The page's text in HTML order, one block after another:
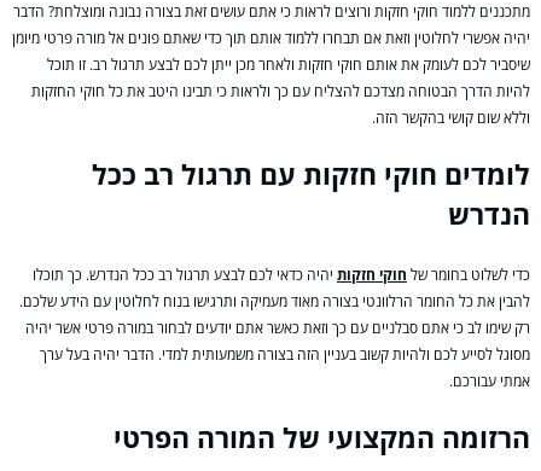
מתכננים ללמוד חוקי חזקות ורוצים לראות כי אתם עושים זאת בצורה נבונה ומוצלחת? הדבר
יהיה אפשרי לחלוטין וזאת אם תבחרו ללמוד אותם תוך כדי שאתם פונים אל מורה פרטי מיומן
שיסביר לכם לעומק את אותם חוקי חזקות ולאחר מכן ייתן לכם לבצע תרגול רב. זו תוכל
להיות הדרך הבטוחה מצדכם להצליח עם כך ולראות כי תבינו היטב את כל חוקי החזקות
וללא שום קושי בהקשר הזה.
לומדים חוקי חזקות עם תרגול רב ככל
הנדרש
כדי לשלוט בחומר של חוקי חזקות יהיה כדאי לכם לבצע תרגול רב ככל הנדרש. כך תוכלו
להבין את כל החומר הרלוונטי בצורה מאוד מעמיקה ותרגישו בנוח לחלוטין עם הידע שלכם.
רק שימו לב כי אתם סבלניים עם כך וזאת כאשר אתם יודעים לבחור במורה פרטי אשר יהיה
מסוגל לסייע לכם ולהיות קשוב בעניין הזה בצורה משמעותית למדי. הדבר יהיה בעל ערך
אמתי עבורכם.
הרזומה המקצועי של המורה הפרטי